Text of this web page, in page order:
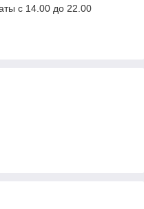
с 14.00 до 22.00